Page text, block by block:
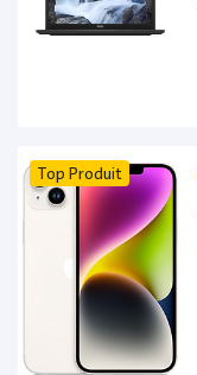
Top Produit